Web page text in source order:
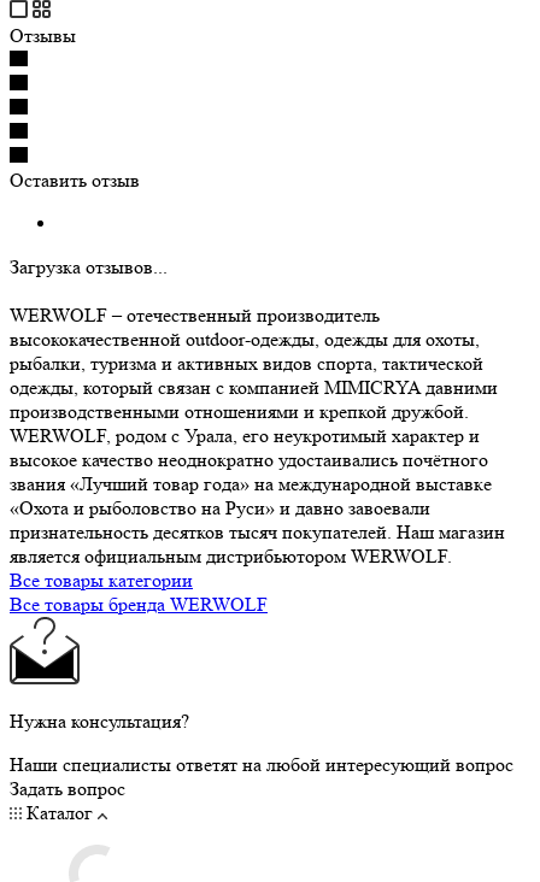
Отзывы
Оставить отзыв
Загрузка отзывов...
WERWOLF – отечественный производитель
высококачественной outdoor-одежды, одежды для охоты,
рыбалки, туризма и активных видов спорта, тактической
одежды, который связан с компанией MIMICRYA давними
производственными отношениями и крепкой дружбой.
WERWOLF, родом с Урала, его неукротимый характер и
высокое качество неоднократно удостаивались почётного
звания «Лучший товар года» на международной выставке
«Охота и рыболовство на Руси» и давно завоевали
признательность десятков тысяч покупателей. Наш магазин
является официальным дистрибьютором WERWOLF.
Все товары категории
Все товары бренда WERWOLF
Нужна консультация?
Наши специалисты ответят на любой интересующий вопрос
Задать вопрос
Каталог